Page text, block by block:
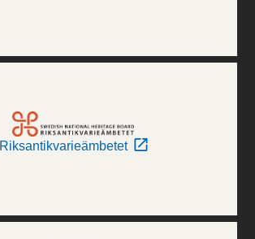
Riksantikvarieämbetet